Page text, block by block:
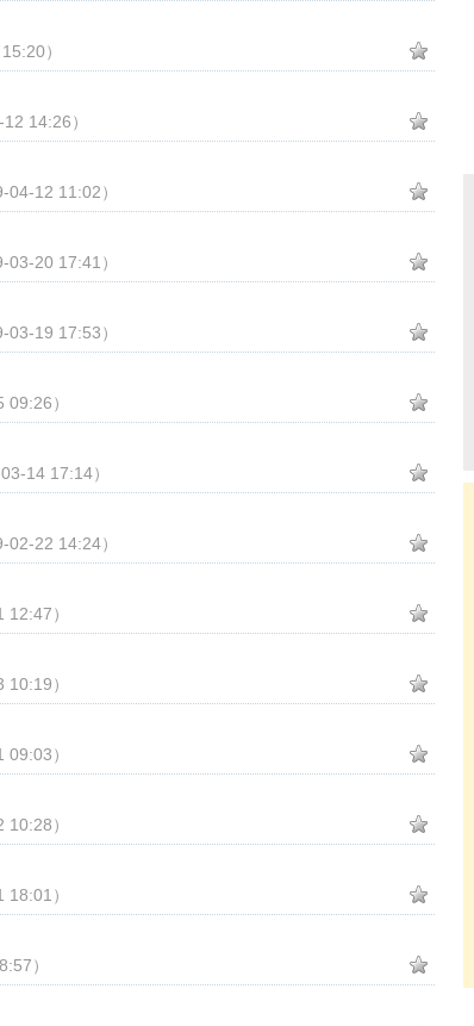
）
14:26）
04-12 11:02）
03-20 17:41）
03-19 17:53）
09:26）
14 17:14）
02-22 14:24）
12:47）
10:19）
09:03）
10:28）
18:01）
）